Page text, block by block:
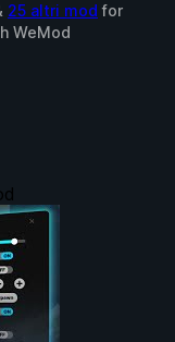
25 altri mod for
WeMod